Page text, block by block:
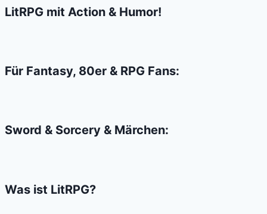
hatte
LitRPG mit Action & Humor!
Für Fantasy, 80er & RPG Fans:
Sword & Sorcery & Märchen:
Was ist LitRPG?